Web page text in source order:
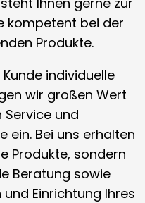
kompetent bei der
Produkte.
individuelle
wir großen Wert
und
ein. Bei uns erhalten
Produkte, sondern
Beratung sowie
Einrichtung Ihres